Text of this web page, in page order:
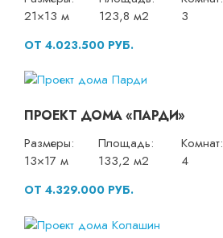
21×13 м
123,8 м2
3
ОТ 4.023.500 РУБ.
ПРОЕКТ ДОМА «ПАРДИ»
Размеры:
13×17 м
Площадь:
133,2 м2
Комнат:
4
ОТ 4.329.000 РУБ.